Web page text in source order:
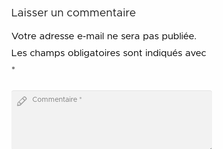
Laisser un commentaire
Votre adresse e-mail ne sera pas publiée.
Les champs obligatoires sont indiqués avec
*